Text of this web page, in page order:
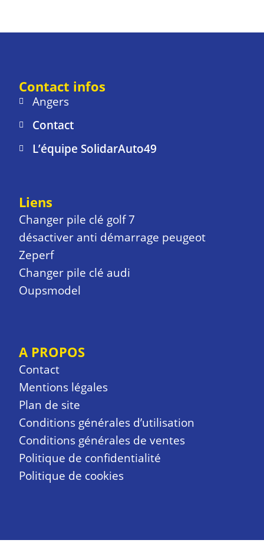
Contact infos
Angers
Contact
L’équipe SolidarAuto49
Liens
Changer pile clé golf 7
désactiver anti démarrage peugeot
Zeperf
Changer pile clé audi
Oupsmodel
A PROPOS
Contact
Mentions légales
Plan de site
Conditions générales d’utilisation
Conditions générales de ventes
Politique de confidentialité
Politique de cookies